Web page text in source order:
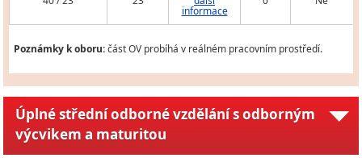
informace
Poznámky k oboru:část OV probíhá v reálném pracovním prostředí.
Úplné střední odborné vzdělání s odborným
výcvikem a maturitou